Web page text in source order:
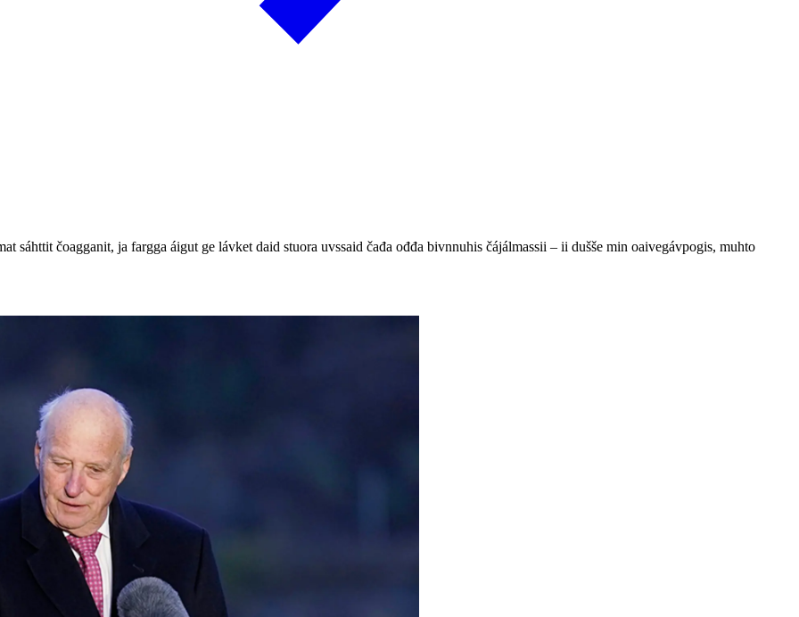
sáhttit čoagganit, ja fargga áigut ge lávket daid stuora uvssaid čađa ođđa bivnnuhis čájálmassii – ii dušše min oaivegávpogis, muhto